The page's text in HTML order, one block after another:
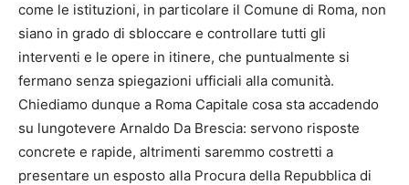
come le istituzioni, in particolare il Comune di Roma, non
siano in grado di sbloccare e controllare tutti gli
interventi e le opere in itinere, che puntualmente si
fermano senza spiegazioni ufficiali alla comunità.
Chiediamo dunque a Roma Capitale cosa sta accadendo
su lungotevere Arnaldo Da Brescia: servono risposte
concrete e rapide, altrimenti saremmo costretti a
presentare un esposto alla Procura della Repubblica di